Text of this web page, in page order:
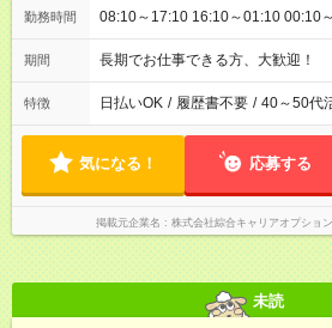
勤務時間 08:10～17:10 16:10～01:10 00:10
期間 長期でお仕事できる方、大歓迎！
特徴 日払いOK / 履歴書不要 / 40～50代
気になる！ 応募する
掲載元企業名 株式会社綜合キャリアオプショ
未読